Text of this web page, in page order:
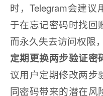
时，Telegram会建
于在忘记密码时找回
而永久失去访问权限
定期更换两步验证密
议用户定期修改两步
同密码带来的潜在风